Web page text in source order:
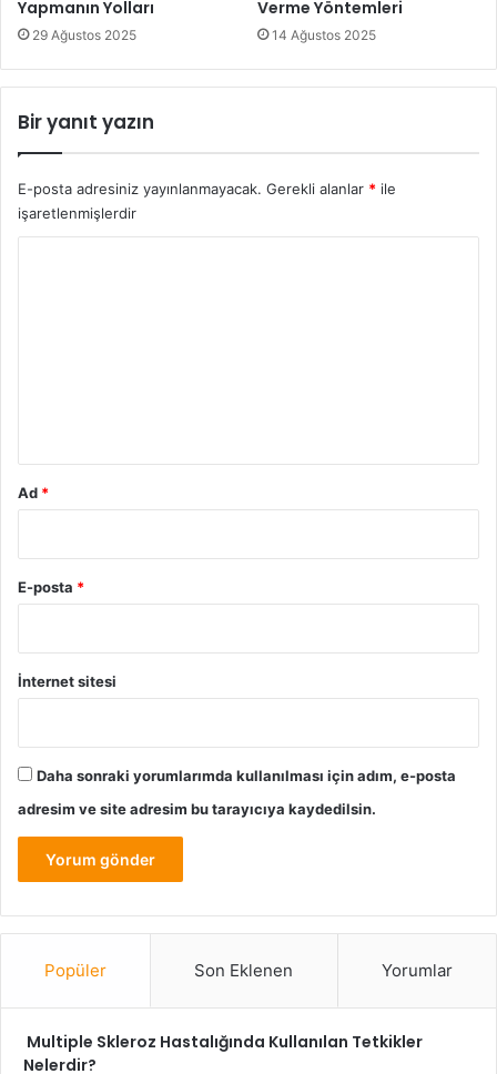
Öğün atlayarak asla diyet yapılmaz.
diyet diyet hataları
Yapmanın Yolları
29 Ağustos 2025
Verme Yöntemleri
14 Ağustos 2025
Bir yanıt yazın
E-posta adresiniz yayınlanmayacak. Gerekli alanlar * ile
işaretlenmişlerdir
Ad *
E-posta *
İnternet sitesi
Daha sonraki yorumlarımda kullanılması için adım, e-posta
adresim ve site adresim bu tarayıcıya kaydedilsin.
Popüler Son Eklenen Yorumlar
Multiple Skleroz Hastalığında Kullanılan Tetkikler
Nelerdir?